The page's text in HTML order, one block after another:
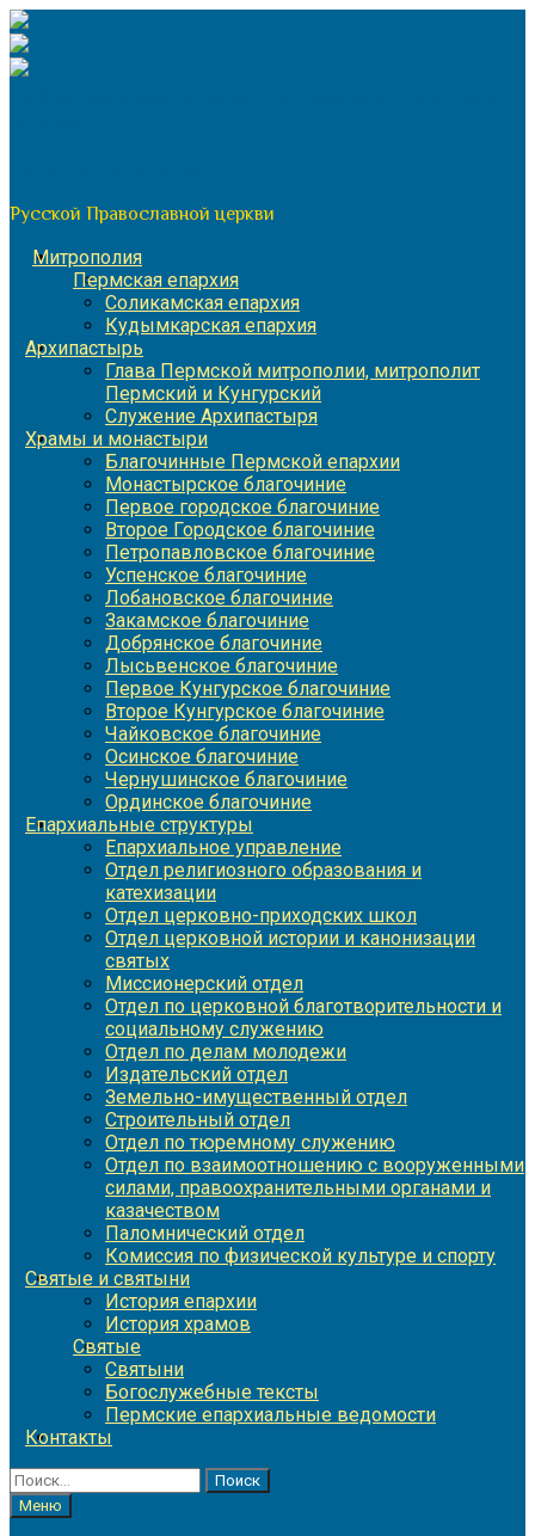
Перейти
к
содержимому
Русской Православной церкви
Митрополия
Пермская епархия
Соликамская епархия
Кудымкарская епархия
Архипастырь
Глава Пермской митрополии, митрополит
Пермский и Кунгурский
Служение Архипастыря
Храмы и монастыри
Благочинные Пермской епархии
Монастырское благочиние
Первое городское благочиние
Второе Городское благочиние
Петропавловское благочиние
Успенское благочиние
Лобановское благочиние
Закамское благочиние
Добрянское благочиние
Лысьвенское благочиние
Первое Кунгурское благочиние
Второе Кунгурское благочиние
Чайковское благочиние
Осинское благочиние
Чернушинское благочиние
Ординское благочиние
Епархиальные структуры
Епархиальное управление
Отдел религиозного образования и
катехизации
Отдел церковно-приходских школ
Отдел церковной истории и канонизации
святых
Миссионерский отдел
Отдел по церковной благотворительности и
социальному служению
Отдел по делам молодежи
Издательский отдел
Земельно-имущественный отдел
Строительный отдел
Отдел по тюремному служению
Отдел по взаимоотношению с вооруженными
силами, правоохранительными органами и
казачеством
Паломнический отдел
Комиссия по физической культуре и спорту
Святые и святыни
История епархии
История храмов
Святые
Святыни
Богослужебные тексты
Пермские епархиальные ведомости
Контакты
Найти:
Меню